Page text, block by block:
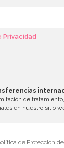
Privacidad
de
en nuestro sitio
de Protección de